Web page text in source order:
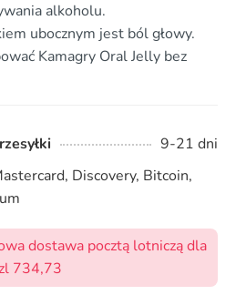
alkoholu.
ubocznym jest ból głowy.
Kamagry Oral Jelly bez
9-21 dni
Discovery, Bitcoin,
dostawa pocztą lotniczą dla
734,73